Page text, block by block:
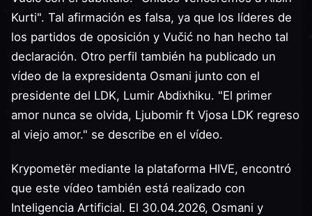
Kurti". Tal afirmación es falsa, ya que los líderes de
los partidos de oposición y Vučić no han hecho tal
declaración. Otro perfil también ha publicado un
vídeo de la expresidenta Osmani junto con el
presidente del LDK, Lumir Abdixhiku. "El primer
amor nunca se olvida, Ljubomir ft Vjosa LDK regreso
al viejo amor." se describe en el vídeo.
Krypometër mediante la plataforma HIVE, encontró
que este vídeo también está realizado con
Inteligencia Artificial. El 30.04.2026, Osmani y